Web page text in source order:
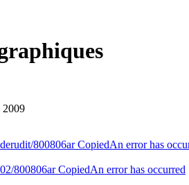
2009
800806arCopiedAn error has
800806arCopiedAn error has occurred